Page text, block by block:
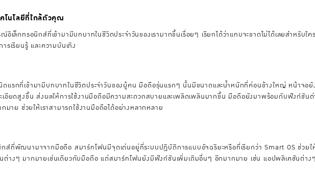
โนโลยีที่ใกล้ตัวคุณ
ล็กทรอนิกส์ที่เข้ามามีบทบาทในชีวิตประจำวันของเรามากขึ้นเรื่อยๆ เรียกได้ว่าแทบจะขาดไม่ได้เลยสำหรับใ
รเรียนรู้ และความบันเทิง
แรกที่เข้ามามีบทบาทในชีวิตประจำวันของผู้คน มือถือรุ่นแรกๆ นั้นมีขนาดและน้ำหนักที่ค่อนข้างใหญ่ หน้าจอยั
อียดสูงขึ้น ส่งผลให้การใช้งานมือถือมีความสะดวกสบายและเพลิดเพลินมากขึ้น มือถือยังมาพร้อมกับฟังก์ชันต่
าย ช่วยให้เราสามารถใช้งานมือถือได้อย่างหลากหลาย
ที่พัฒนามาจากมือถือ สมาร์ทโฟนมีจุดเด่นอยู่ที่ระบบปฏิบัติการแบบอัจฉริยะหรือที่เรียกว่า Smart OS ช่วยให้
างๆ มากมายเช่นเดียวกับมือถือ แต่สมาร์ทโฟนยังมีฟังก์ชันเพิ่มเติมอื่นๆ อีกมากมาย เช่น แอปพลิเคชันต่าง